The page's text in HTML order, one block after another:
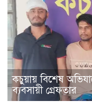
কচুয়ায় বিশেষ
ব্যবসায়ী গ্রেফতার